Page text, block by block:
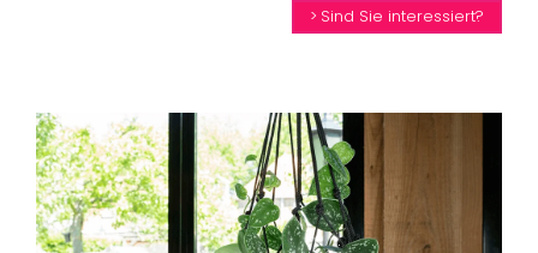
Sind Sie interessiert?